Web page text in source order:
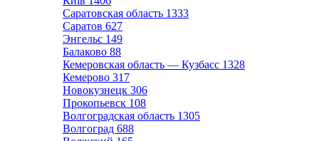
Саратовская область 1333
Саратов 627
Энгельс 149
Балаково 88
Кемеровская область — Кузбасс 1328
Кемерово 317
Новокузнецк 306
Прокопьевск 108
Волгоградская область 1305
Волгоград 688